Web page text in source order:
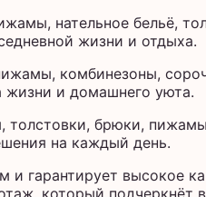
нательное бельё,
жизни и отдыха.
комбинезоны,
жизни и домашнего уюта.
толстовки, брюки,
на каждый день.
и гарантирует высокое
который подчеркнёт